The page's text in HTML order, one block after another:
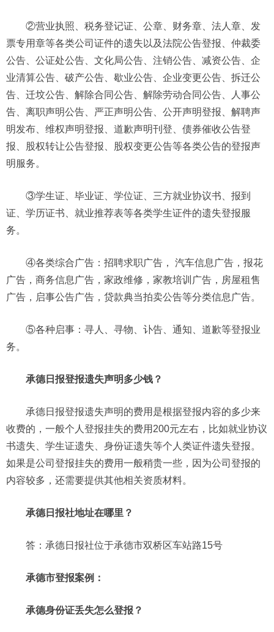
②营业执照、税务登记证、公章、财务章、法人章、发
票专用章等各类公司证件的遗失以及法院公告登报、仲裁委
公告、公证处公告、文化局公告、注销公告、减资公告、企
业清算公告、破产公告、歇业公告、企业变更公告、拆迁公
告、迁坟公告、解除合同公告、解除劳动合同公告、人事公
告、离职声明公告、严正声明公告、公开声明登报、解聘声
明发布、维权声明登报、道歉声明刊登、债券催收公告登
报、股权转让公告登报、股权变更公告等各类公告的登报声
明服务。
③学生证、毕业证、学位证、三方就业协议书、报到
证、学历证书、就业推荐表等各类学生证件的遗失登报服
务。
④各类综合广告：招聘求职广告， 汽车信息广告，报花
广告，商务信息广告，家政维修，家教培训广告，房屋租售
广告，启事公告广告，贷款典当拍卖公告等分类信息广告。
⑤各种启事：寻人、寻物、讣告、通知、道歉等登报业
务。
承德日报登报遗失声明多少钱？
承德日报登报遗失声明的费用是根据登报内容的多少来
收费的，一般个人登报挂失的费用200元左右，比如就业协议
书遗失、学生证遗失、身份证遗失等个人类证件遗失登报。
如果是公司登报挂失的费用一般稍贵一些，因为公司登报的
内容较多，还需要提供其他相关资质材料。
承德日报社地址在哪里？
答：承德日报社位于承德市双桥区车站路15号
承德市登报案例：
承德身份证丢失怎么登报？